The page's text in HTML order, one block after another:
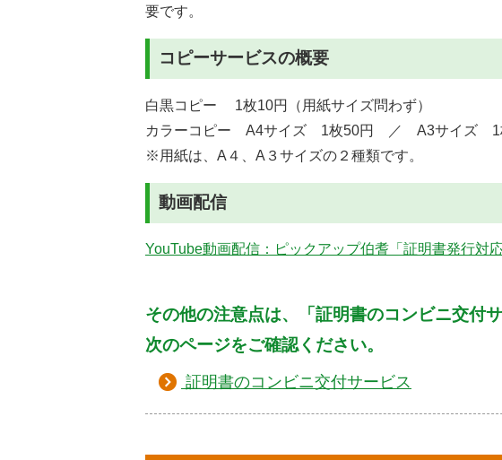
要です。
コピーサービスの概要
白黒コピー 1枚10円（用紙サイズ問わず）
カラーコピー A4サイズ 1枚50円 ／ A3サイズ 1
※用紙は、A４、A３サイズの２種類です。
動画配信
YouTube動画配信：ピックアップ伯耆「証明書発行対
その他の注意点は、「証明書のコンビニ交付
次のページをご確認ください。
証明書のコンビニ交付サービス